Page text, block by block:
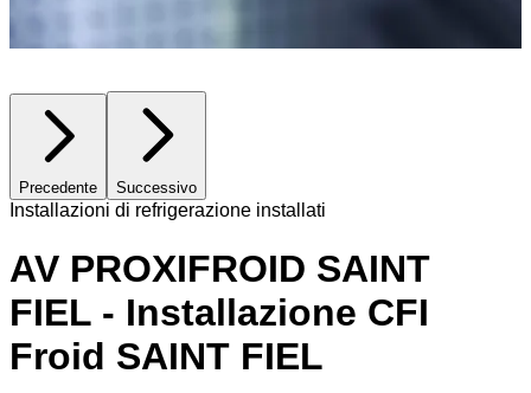
Precedente Successivo
Installazioni di refrigerazione installati
AV PROXIFROID SAINT
FIEL - Installazione CFI
Froid SAINT FIEL